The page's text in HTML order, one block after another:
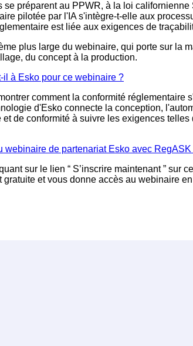
se préparent au PPWR, à la loi
pilotée par l'IA s'intègre-t-elle aux
est liée aux exigences de
plus large du webinaire, qui porte sur la
du concept à la production.
à Esko pour ce webinaire ?
comment la conformité
d'Esko connecte la conception,
de conformité à suivre les exigences
webinaire de partenariat Esko avec RegASK
sur le lien “ S’inscrire maintenant ” sur
gratuite et vous donne accès au webinaire